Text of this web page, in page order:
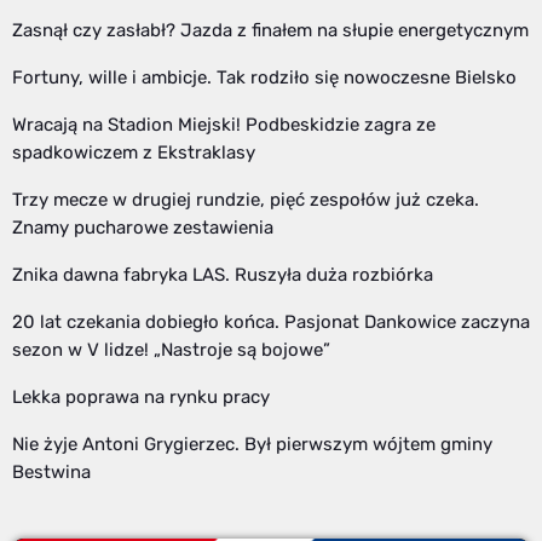
Zasnął czy zasłabł? Jazda z finałem na słupie energetycznym
Fortuny, wille i ambicje. Tak rodziło się nowoczesne Bielsko
Wracają na Stadion Miejski! Podbeskidzie zagra ze
spadkowiczem z Ekstraklasy
Trzy mecze w drugiej rundzie, pięć zespołów już czeka.
Znamy pucharowe zestawienia
Znika dawna fabryka LAS. Ruszyła duża rozbiórka
20 lat czekania dobiegło końca. Pasjonat Dankowice zaczyna
sezon w V lidze! „Nastroje są bojowe”
Lekka poprawa na rynku pracy
Nie żyje Antoni Grygierzec. Był pierwszym wójtem gminy
Bestwina